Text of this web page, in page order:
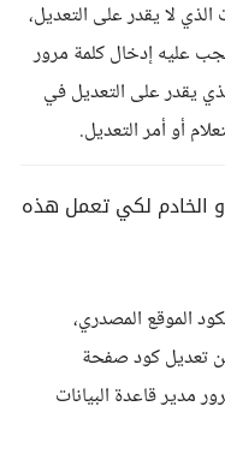
الذي لا يقدر على التعديل،
عليه إدخال كلمة مرور
يقدر على التعديل في
أو أمر التعديل.
الخادم لكي تعمل هذه
الموقع المصدري،
تعديل كود صفحة
مدير قاعدة البيانات